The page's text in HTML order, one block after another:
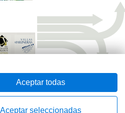
por
Aceptar todas
Aceptar seleccionadas